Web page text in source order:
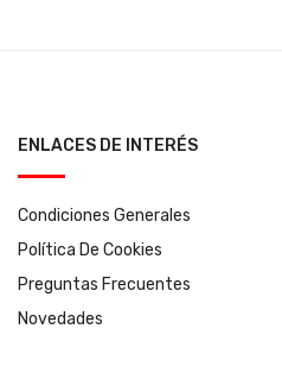
ENLACES DE INTERÉS
Condiciones Generales
Política De Cookies
Preguntas Frecuentes
Novedades